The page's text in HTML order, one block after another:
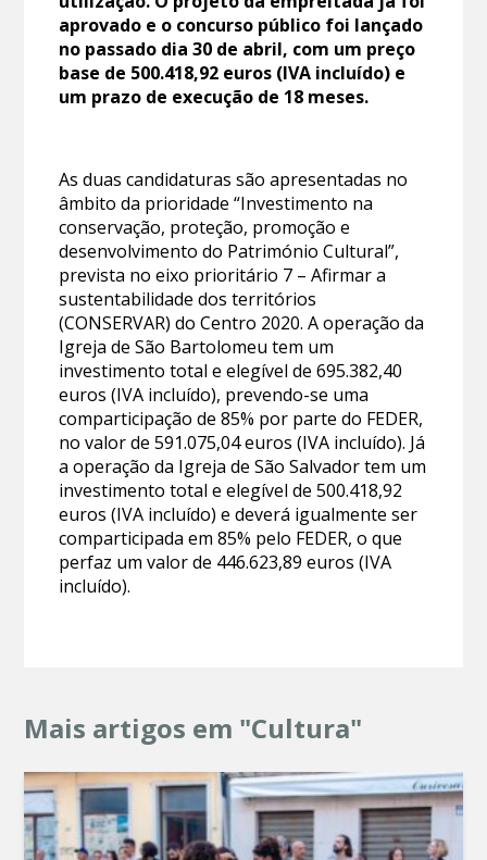
aprovado e o concurso público foi lançado
no passado dia 30 de abril, com um preço
base de 500.418,92 euros (IVA incluído) e
um prazo de execução de 18 meses.
As duas candidaturas são apresentadas no
âmbito da prioridade “Investimento na
conservação, proteção, promoção e
desenvolvimento do Património Cultural”,
prevista no eixo prioritário 7 – Afirmar a
sustentabilidade dos territórios
(CONSERVAR) do Centro 2020. A operação da
Igreja de São Bartolomeu tem um
investimento total e elegível de 695.382,40
euros (IVA incluído), prevendo-se uma
comparticipação de 85% por parte do FEDER,
no valor de 591.075,04 euros (IVA incluído). Já
a operação da Igreja de São Salvador tem um
investimento total e elegível de 500.418,92
euros (IVA incluído) e deverá igualmente ser
comparticipada em 85% pelo FEDER, o que
perfaz um valor de 446.623,89 euros (IVA
incluído).
Mais artigos em "Cultura"